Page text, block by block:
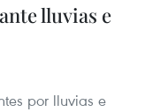
lluvias e
por lluvias e